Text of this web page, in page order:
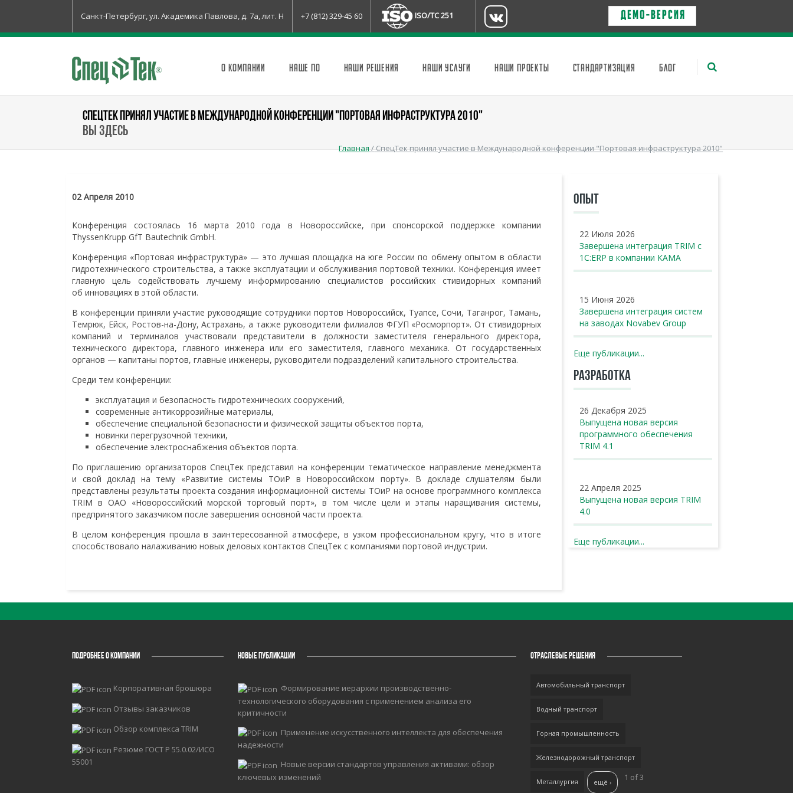
Санкт-Петербург, ул. Академика Павлова, д. 7а, лит. Н +7 (812) 329-45 60 ISO/TC 251 Д Е М О - в е р с и я
О КОМПАНИИ НАШЕ ПО НАШИ РЕШЕНИЯ НАШИ УСЛУГИ НАШИ ПРОЕКТЫ СТАНДАРТИЗАЦИЯ БЛОГ
СПЕЦТЕК ПРИНЯЛ УЧАСТИЕ В МЕЖДУНАРОДНОЙ КОНФЕРЕНЦИИ "ПОРТОВАЯ ИНФРАСТРУКТУРА 2010"
Вы здесь
Главная/СпецТек принял участие в Международной конференции "Портовая инфраструктура 2010"
02 Апреля 2010
Конференция состоялась 16 марта 2010 года в Новороссийске, при спонсорской поддержке компании
ThyssenKrupp GfT Bautechnik GmbH.
Конференция «Портовая инфраструктура» — это лучшая площадка на юге России по обмену опытом в области
гидротехнического строительства, а также эксплуатации и обслуживания портовой техники. Конференция имеет
главную цель содействовать лучшему информированию специалистов российских стивидорных компаний
об инновациях в этой области.
В конференции приняли участие руководящие сотрудники портов Новороссийск, Туапсе, Сочи, Таганрог, Тамань,
Темрюк, Ейск, Ростов-на-Дону, Астрахань, а также руководители филиалов ФГУП «Росморпорт». От стивидорных
компаний и терминалов участвовали представители в должности заместителя генерального директора,
технического директора, главного инженера или его заместителя, главного механика. От государственных
органов — капитаны портов, главные инженеры, руководители подразделений капитального строительства.
Среди тем конференции:
эксплуатация и безопасность гидротехнических сооружений,
современные антикоррозийные материалы,
обеспечение специальной безопасности и физической защиты объектов порта,
новинки перегрузочной техники,
обеспечение электроснабжения объектов порта.
По приглашению организаторов СпецТек представил на конференции тематическое направление менеджмента
и свой доклад на тему «Развитие системы ТОиР в Новороссийском порту». В докладе слушателям были
представлены результаты проекта создания информационной системы ТОиР на основе программного комплекса
TRIM в ОАО «Новороссийский морской торговый порт», в том числе цели и этапы наращивания системы,
предпринятого заказчиком после завершения основной части проекта.
В целом конференция прошла в заинтересованной атмосфере, в узком профессиональном кругу, что в итоге
способствовало налаживанию новых деловых контактов СпецТек с компаниями портовой индустрии.
ОПЫТ
22 Июля 2026
Завершена интеграция TRIM с
1С:ERP в компании КАМА
15 Июня 2026
Завершена интеграция систем
на заводах Novabev Group
Еще публикации...
РАЗРАБОТКА
26 Декабря 2025
Выпущена новая версия
программного обеспечения
TRIM 4.1
22 Апреля 2025
Выпущена новая версия TRIM
4.0
Еще публикации...
ПОДРОБНЕЕ О КОМПАНИИ
Корпоративная брошюра
Отзывы заказчиков
Обзор комплекса TRIM
Резюме ГОСТ Р 55.0.02/ИСО
55001
НОВЫЕ ПУБЛИКАЦИИ
Формирование иерархии производственно-
технологического оборудования с применением анализа его
критичности
Применение искусственного интеллекта для обеспечения
надежности
Новые версии стандартов управления активами: обзор
ключевых изменений
ОТРАСЛЕВЫЕ РЕШЕНИЯ
Автомобильный транспорт
Водный транспорт
Горная промышленность
Железнодорожный транспорт
Металлургия 1 of 3
ещё ›